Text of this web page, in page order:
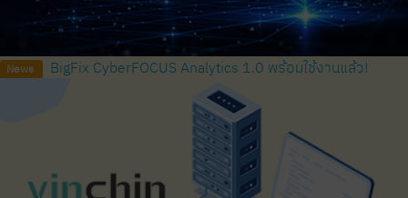
News BigFix CyberFOCUS Analytics 1.0 พร้อมใช้งานแล้ว!